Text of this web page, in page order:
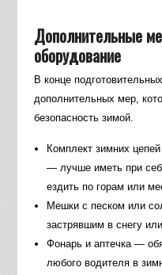
Дополнительные
оборудование
В конце
дополнительных мер,
безопасность зимой.
Комплект зимних
— лучше иметь при
ездить по горам или
Мешки с песком или
застрявшим в снегу
Фонарь и аптечка —
любого водителя в